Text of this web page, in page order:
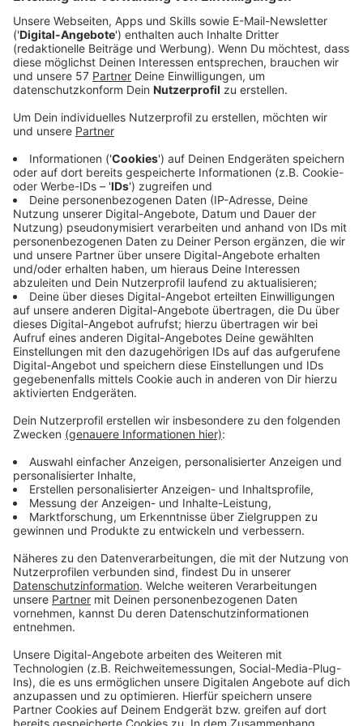
Eschweiler Wiesn
sind auch in diesem Jahr wieder
da! Am 18. und 19. September feiern wir zusammen
mit euch im Festzelt gegenüber vom Kraftwerk
Weisweiler. Für gute Stimmung auf der Bühne sorgen
unter anderem Die Höhner, Brings, Mickie Krause,
In diesem Jahr gibt es aber natürlich auch wieder einen
großen Biergarten und Jahrmarktstimmung mit
Schießständen, Dosenwerfen und noch mehr.
Anzeige
Tickets
Anzeige
Tickets gibt es auf ausschließlich online auf
eschweiler-wiesn.deab 41,90 Euro, VIP-Tickets
kosten 215,00 Euro. Außerdem könnt ihr direkt 8er-
Anzeige
Weitere Infos
Anzeige
Das Festzelt steht wieder auf der Wiese gegenüber
vom Kraftwerk (Am Kraftwerk, 52249 Eschweiler).
Einlass ist ab 18 Jahren. Los geht es freitags um 16:30
Uhr und samstags um 15:30 Uhr.
Antenne AC ist wieder Medienpartner der Eschweiler
Wiesn.